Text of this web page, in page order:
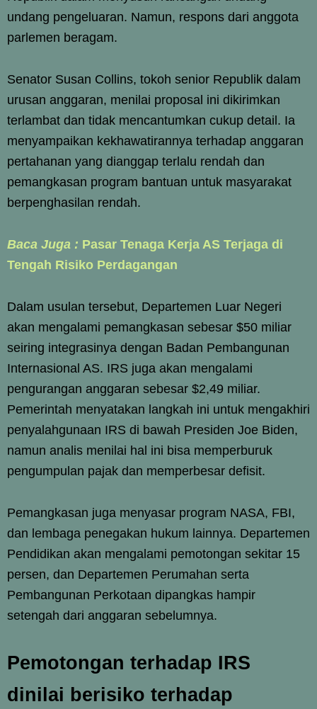
undang pengeluaran. Namun, respons dari anggota
parlemen beragam.
Senator Susan Collins, tokoh senior Republik dalam
urusan anggaran, menilai proposal ini dikirimkan
terlambat dan tidak mencantumkan cukup detail. Ia
menyampaikan kekhawatirannya terhadap anggaran
pertahanan yang dianggap terlalu rendah dan
pemangkasan program bantuan untuk masyarakat
berpenghasilan rendah.
Baca Juga : Pasar Tenaga Kerja AS Terjaga di
Tengah Risiko Perdagangan
Dalam usulan tersebut, Departemen Luar Negeri
akan mengalami pemangkasan sebesar $50 miliar
seiring integrasinya dengan Badan Pembangunan
Internasional AS. IRS juga akan mengalami
pengurangan anggaran sebesar $2,49 miliar.
Pemerintah menyatakan langkah ini untuk mengakhiri
penyalahgunaan IRS di bawah Presiden Joe Biden,
namun analis menilai hal ini bisa memperburuk
pengumpulan pajak dan memperbesar defisit.
Pemangkasan juga menyasar program NASA, FBI,
dan lembaga penegakan hukum lainnya. Departemen
Pendidikan akan mengalami pemotongan sekitar 15
persen, dan Departemen Perumahan serta
Pembangunan Perkotaan dipangkas hampir
setengah dari anggaran sebelumnya.
Pemotongan terhadap IRS
dinilai berisiko terhadap